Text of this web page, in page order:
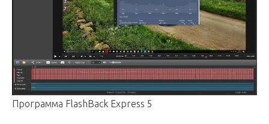
Программа FlashBack Express 5